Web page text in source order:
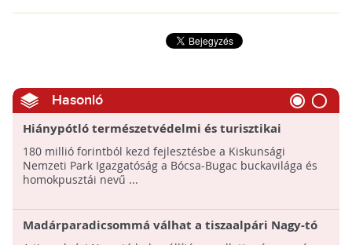
Hasonló
Hiánypótló természetvédelmi és turisztikai
beruházás kezdődik Bugacon
180 millió forintból kezd fejlesztésbe a Kiskunsági
Nemzeti Park Igazgatóság a Bócsa-Bugac buckavilága és
homokpusztái nevű ...
Madárparadicsommá válhat a tiszaalpári Nagy-tó